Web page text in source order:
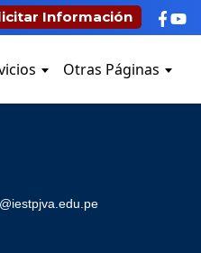
Información
Otras Páginas